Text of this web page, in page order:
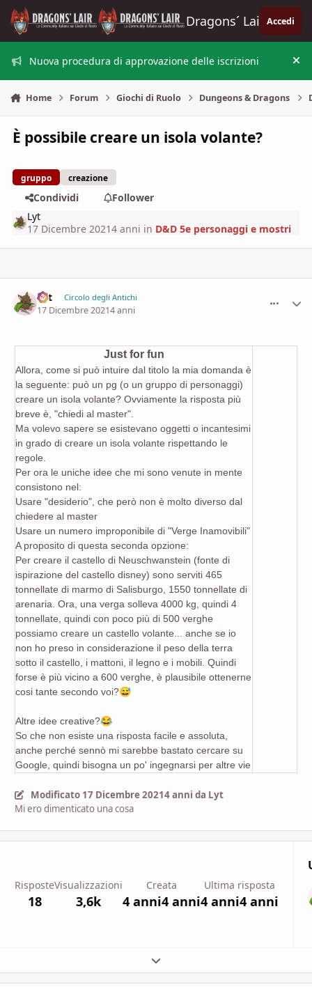
Vai al contenuto
Dragons´ Lair Accedi
Nuova procedura di approvazione delle iscrizioni
Home Forum Giochi di Ruolo Dungeons & Dragons
È possibile creare un isola volante?
gruppo creazione
Condividi
Follower
Lyt
17 Dicembre 20214 anni in D&D 5e personaggi e mostri
Lyt Circolo degli Antichi
17 Dicembre 20214 anni
Just for fun
Allora, come si può intuire dal titolo la mia domanda è
la seguente: può un pg (o un gruppo di personaggi)
creare un isola volante? Ovviamente la risposta più
breve è, "chiedi al master".
Ma volevo sapere se esistevano oggetti o incantesimi
in grado di creare un isola volante rispettando le
regole.
Per ora le uniche idee che mi sono venute in mente
consistono nel:
Usare "desiderio", che però non è molto diverso dal
chiedere al master
Usare un numero improponibile di "Verge Inamovibili"
A proposito di questa seconda opzione:
Per creare il castello di Neuschwanstein (fonte di
ispirazione del castello disney) sono serviti 465
tonnellate di marmo di Salisburgo, 1550 tonnellate di
arenaria. Ora, una verga solleva 4000 kg, quindi 4
tonnellate, quindi con poco più di 500 verghe
possiamo creare un castello volante... anche se io
non ho preso in considerazione il peso della terra
sotto il castello, i mattoni, il legno e i mobili. Quindi
forse è più vicino a 600 verghe, è plausibile ottenerne
cosi tante secondo voi?😅
Altre idee creative?😂
So che non esiste una risposta facile e assoluta,
anche perché sennò mi sarebbe bastato cercare su
Google, quindi bisogna un po' ingegnarsi per altre vie
Modificato 17 Dicembre 20214 anni da Lyt
Mi ero dimenticato una cosa
Risposte
18
Visualizzazioni
3,6k
Creata
4 anni4 anni
Ultima risposta
4 anni4 anni
Espandi panoramica del topic